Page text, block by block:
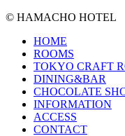
© HAMACHO HOTEL
HOME
ROOMS
TOKYO CRAFT
DINING&BAR
CHOCOLATE
INFORMATION
ACCESS
CONTACT